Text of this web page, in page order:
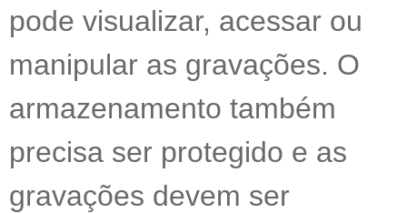
pode visualizar, acessar ou
manipular as gravações. O
armazenamento também
precisa ser protegido e as
gravações devem ser